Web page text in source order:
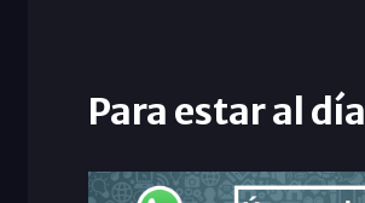
Para estar al día